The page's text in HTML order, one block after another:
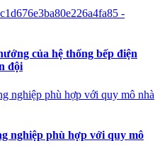
của hệ thống bếp điện
đội
nghiệp phù hợp với quy mô